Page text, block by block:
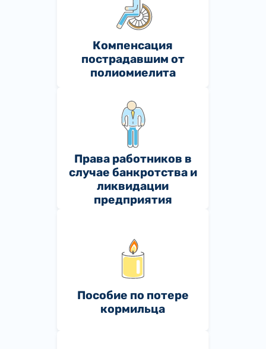
Компенсация
пострадавшим от
полиомиелита
Права работников в
случае банкротства и
ликвидации
предприятия
Пособие по потере
кормильца